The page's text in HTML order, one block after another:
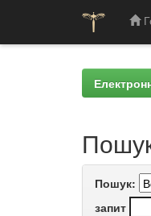
Пошук:
запит